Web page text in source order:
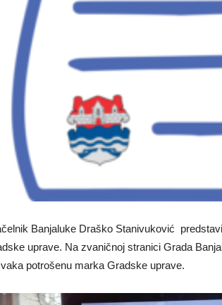
Banjaluke Draško Stanivuković
uprave. Na zvaničnoj stranici Grada
potrošenu marka Gradske uprave.